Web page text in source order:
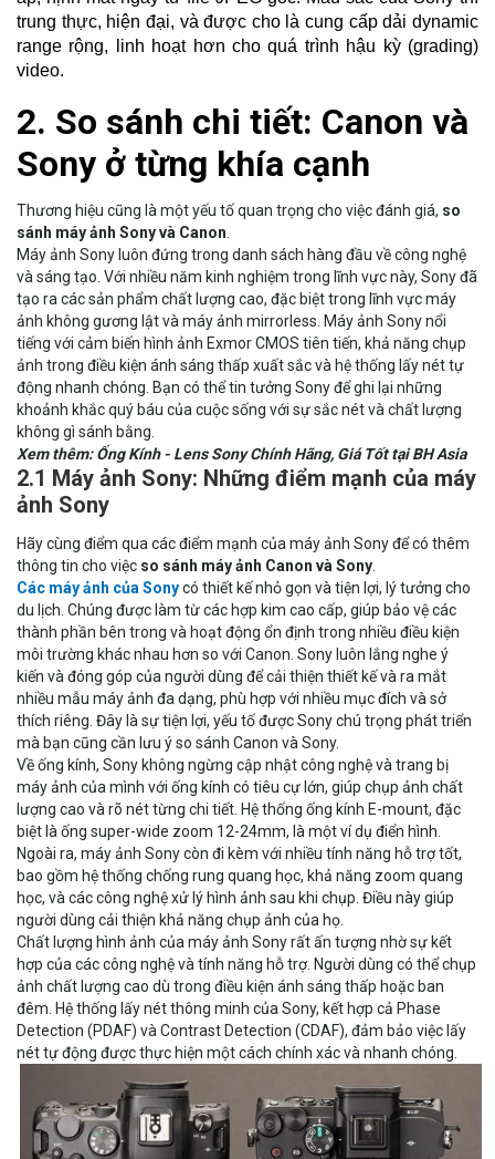
trung thực, hiện đại, và được cho là cung cấp dải dynamic
range rộng, linh hoạt hơn cho quá trình hậu kỳ (grading)
video.
2. So sánh chi tiết: Canon và
Sony ở từng khía cạnh
Thương hiệu cũng là một yếu tố quan trọng cho việc đánh giá, so
sánh máy ảnh Sony và Canon.
Máy ảnh Sony luôn đứng trong danh sách hàng đầu về công nghệ
và sáng tạo. Với nhiều năm kinh nghiệm trong lĩnh vực này, Sony đã
tạo ra các sản phẩm chất lượng cao, đặc biệt trong lĩnh vực máy
ảnh không gương lật và máy ảnh mirrorless. Máy ảnh Sony nổi
tiếng với cảm biến hình ảnh Exmor CMOS tiên tiến, khả năng chụp
ảnh trong điều kiện ánh sáng thấp xuất sắc và hệ thống lấy nét tự
động nhanh chóng. Bạn có thể tin tưởng Sony để ghi lại những
khoảnh khắc quý báu của cuộc sống với sự sắc nét và chất lượng
không gì sánh bằng.
Xem thêm:Ống Kính - Lens Sony Chính Hãng, Giá Tốt tại BH Asia
2.1 Máy ảnh Sony: Những điểm mạnh của máy
ảnh Sony
Hãy cùng điểm qua các điểm mạnh của máy ảnh Sony để có thêm
thông tin cho việc so sánh máy ảnh Canon và Sony.
Các máy ảnh của Sonycó thiết kế nhỏ gọn và tiện lợi, lý tưởng cho
du lịch. Chúng được làm từ các hợp kim cao cấp, giúp bảo vệ các
thành phần bên trong và hoạt động ổn định trong nhiều điều kiện
môi trường khác nhau hơn so với Canon. Sony luôn lắng nghe ý
kiến và đóng góp của người dùng để cải thiện thiết kế và ra mắt
nhiều mẫu máy ảnh đa dạng, phù hợp với nhiều mục đích và sở
thích riêng. Đây là sự tiện lợi, yếu tố được Sony chú trọng phát triển
mà bạn cũng cần lưu ý so sánh Canon và Sony.
Về ống kính, Sony không ngừng cập nhật công nghệ và trang bị
máy ảnh của mình với ống kính có tiêu cự lớn, giúp chụp ảnh chất
lượng cao và rõ nét từng chi tiết. Hệ thống ống kính E-mount, đặc
biệt là ống super-wide zoom 12-24mm, là một ví dụ điển hình.
Ngoài ra, máy ảnh Sony còn đi kèm với nhiều tính năng hỗ trợ tốt,
bao gồm hệ thống chống rung quang học, khả năng zoom quang
học, và các công nghệ xử lý hình ảnh sau khi chụp. Điều này giúp
người dùng cải thiện khả năng chụp ảnh của họ.
Chất lượng hình ảnh của máy ảnh Sony rất ấn tượng nhờ sự kết
hợp của các công nghệ và tính năng hỗ trợ. Người dùng có thể chụp
ảnh chất lượng cao dù trong điều kiện ánh sáng thấp hoặc ban
đêm. Hệ thống lấy nét thông minh của Sony, kết hợp cả Phase
Detection (PDAF) và Contrast Detection (CDAF), đảm bảo việc lấy
nét tự động được thực hiện một cách chính xác và nhanh chóng.